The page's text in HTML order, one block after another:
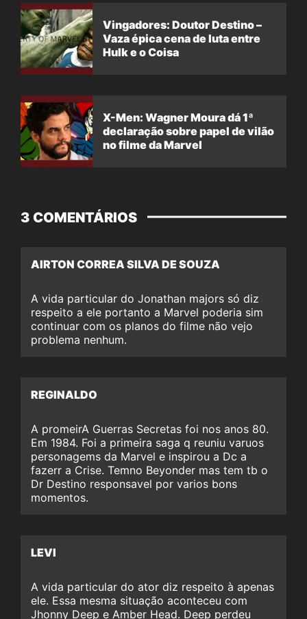
Vingadores: Doutor Destino –
Vaza épica cena de luta entre
Hulk e o Coisa
X-Men: Wagner Moura dá 1ª
declaração sobre papel de vilão
no filme da Marvel
3 COMENTÁRIOS
AIRTON CORREA SILVA DE SOUZA
A vida particular do Jonathan majors só diz
respeito a ele portanto a Marvel poderia sim
continuar com os planos do filme não vejo
problema nenhum.
REGINALDO
A promeirA Guerras Secretas foi nos anos 80.
Em 1984. Foi a primeira saga q reuniu varuos
personagems da Marvel e inspirou a Dc a
fazerr a Crise. Temno Beyonder mas tem tb o
Dr Destino responsavel por varios bons
momentos.
LEVI
A vida particular do ator diz respeito à apenas
ele. Essa mesma situação aconteceu com
Jhonny Deep e Amber Head. Deep perdeu